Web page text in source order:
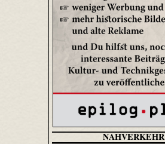
NAHVERKEHR